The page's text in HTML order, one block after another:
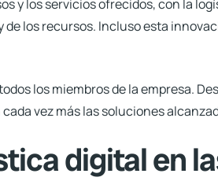
y los servicios ofrecidos, con la
los recursos. Incluso esta
los miembros de la empresa.
vez más las soluciones
digital en